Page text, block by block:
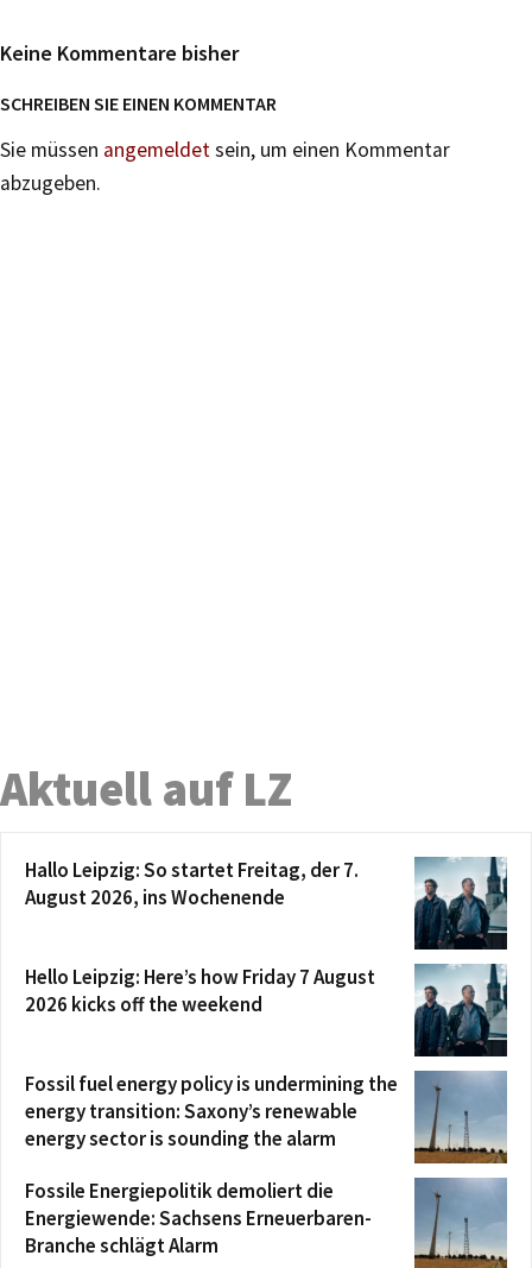
Keine Kommentare bisher
SCHREIBEN SIE EINEN KOMMENTAR
Sie müssen angemeldetsein, um einen Kommentar
abzugeben.
Aktuell auf LZ
Hallo Leipzig: So startet Freitag, der 7.
August 2026, ins Wochenende
Hello Leipzig: Here’s how Friday 7 August
2026 kicks off the weekend
Fossil fuel energy policy is undermining the
energy transition: Saxony’s renewable
energy sector is sounding the alarm
Fossile Energiepolitik demoliert die
Energiewende: Sachsens Erneuerbaren-
Branche schlägt Alarm